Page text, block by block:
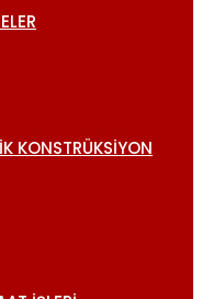
KONSTRÜKSIYON